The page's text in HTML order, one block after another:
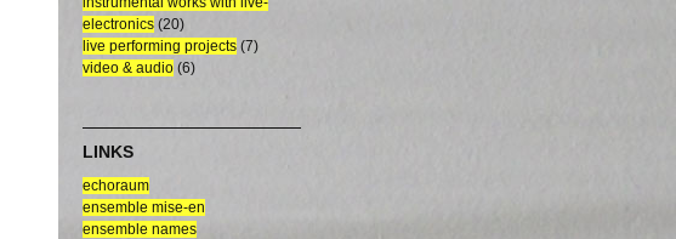
electronics (20)
live performing projects (7)
video & audio (6)
LINKS
echoraum
ensemble mise-en
ensemble names